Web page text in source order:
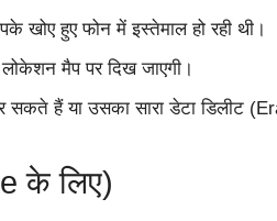
हुए फोन में इस्तेमाल हो रही थी।
मैप पर दिख जाएगी।
हैं या उसका सारा डेटा डिलीट
के लिए)